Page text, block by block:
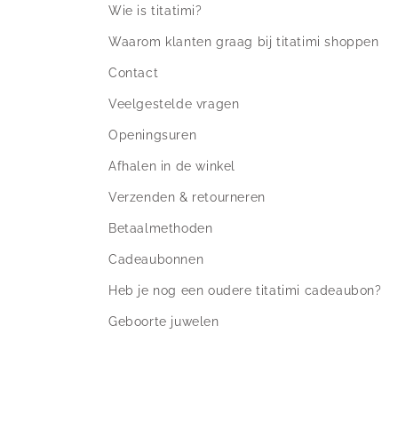
Wie is titatimi?
Waarom klanten graag bij titatimi shoppen
Contact
Veelgestelde vragen
Openingsuren
Afhalen in de winkel
Verzenden & retourneren
Betaalmethoden
Cadeaubonnen
Heb je nog een oudere titatimi cadeaubon?
Geboorte juwelen